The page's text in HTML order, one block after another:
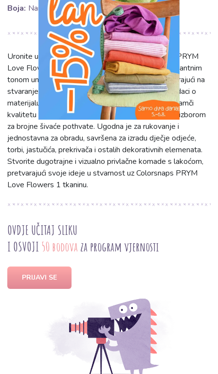
Boja: Narančasta
Uronite u svijet kreativnosti uz tkaninu Colorsnaps PRYM
Love Flowers 1. Ova narančasta tkanina svojim vibrantnim
tonom unosi energiju i radost u svaki projekt, inspirirajući na
stvaranje jedinstvenih predmeta. Iako specifični podaci o
materijalu, širini i težini nisu navedeni, PRYM brand jamči
kvalitetu i pouzdanost, što ovu tkaninu čini odličnim izborom
za brojne šivaće pothvate. Ugodna je za rukovanje i
jednostavna za obradu, savršena za izradu dječje odjeće,
torbi, jastučića, prekrivača i ostalih dekorativnih elemenata.
Stvorite dugotrajne i vizualno privlačne komade s lakoćom,
pretvarajući svoje ideje u stvarnost uz Colorsnaps PRYM
Love Flowers 1 tkaninu.
OVDJE UČITAJ SLIKU
I OSVOJI 50 bodova za program vjernosti
PRIJAVI SE